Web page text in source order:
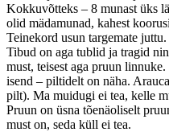
Kokkuvõtteks – 8 munast üks
olid mädamunad, kahest
Teinekord usun targemate juttu.
Tibud on aga tublid ja tragid
must, teisest aga pruun
isend – piltidelt on näha.
pilt). Ma muidugi ei tea, kelle
Pruun on üsna tõenäoliselt
must on, seda küll ei tea.